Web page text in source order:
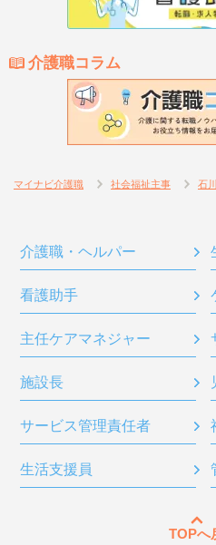
介護職コラム
マイナビ介護職 社会福祉主事 石
介護職・ヘルパー
看護助手
主任ケアマネジャー
施設長
サービス管理責任者
生活支援員
TOPへ